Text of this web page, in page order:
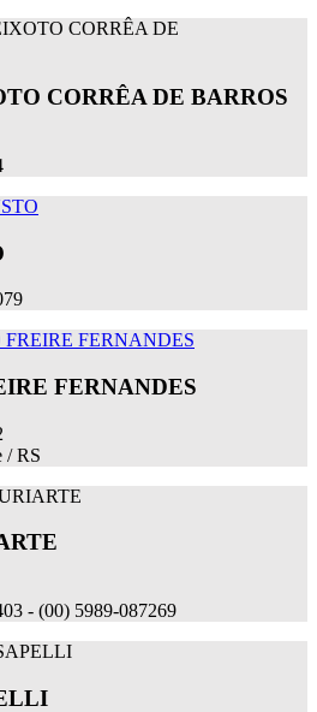
CORRÊA DE BARROS
FERNANDES
/ RS
- (00) 5989-087269